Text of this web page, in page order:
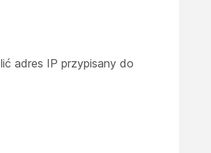
adres IP przypisany do